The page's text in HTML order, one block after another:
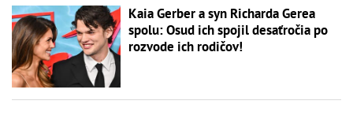
Kaia Gerber a syn Richarda Gerea
spolu: Osud ich spojil desaťročia po
rozvode ich rodičov!